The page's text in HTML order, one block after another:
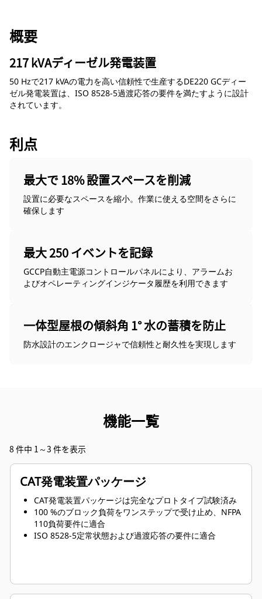
概要
217 kVAディーゼル発電装置
50 Hzで217 kVAの電力を高い信頼性で生産するDE220 GCディー
ゼル発電装置は、ISO 8528-5過渡応答の要件を満たすように設計
されています。
利点
最大で 18% 設置スペースを削減
設置に必要なスペースを縮小。作業に使える空間をさらに
確保します
最大 250 イベントを記録
GCCP自動主電源コントロールパネルにより、アラームお
よびオペレーティングインジケータ履歴を利用できます
一体型屋根の傾斜角 1° 水の蓄積を防止
防水設計のエンクロージャで信頼性と耐久性を実現します
機能一覧
8 件中 1～3 件を表示
CAT発電装置パッケージ
CAT発電装置パッケージは完全なプロトタイプ試験済み
100 %のブロック負荷をワンステップで受け止め、NFPA
110負荷要件に適合
ISO 8528-5定常状態および過渡応答の要件に適合